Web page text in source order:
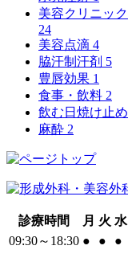
美容クリニッ
24
美容点滴 4
脇汗制汗剤 5
豊唇効果 1
食事・飲料 2
飲む日焼け止め
麻酔 2
診療時間 月 火 水
09:30～18:30 ● ● ●